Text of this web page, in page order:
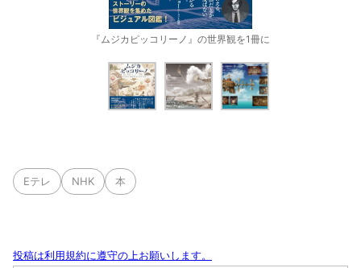
『ムジカピッコリーノ』の世界観を1冊に
Eテレ NHK 本